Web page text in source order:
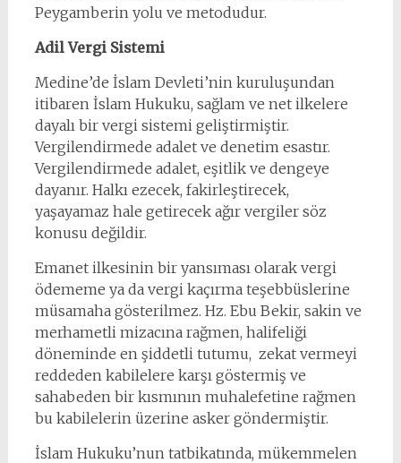
Peygamberin yolu ve metodudur.
Adil Vergi Sistemi
Medine’de İslam Devleti’nin kuruluşundan
itibaren İslam Hukuku, sağlam ve net ilkelere
dayalı bir vergi sistemi geliştirmiştir.
Vergilendirmede adalet ve denetim esastır.
Vergilendirmede adalet, eşitlik ve dengeye
dayanır. Halkı ezecek, fakirleştirecek,
yaşayamaz hale getirecek ağır vergiler söz
konusu değildir.
Emanet ilkesinin bir yansıması olarak vergi
ödememe ya da vergi kaçırma teşebbüslerine
müsamaha gösterilmez. Hz. Ebu Bekir, sakin ve
merhametli mizacına rağmen, halifeliği
döneminde en şiddetli tutumu, zekat vermeyi
reddeden kabilelere karşı göstermiş ve
sahabeden bir kısmının muhalefetine rağmen
bu kabilelerin üzerine asker göndermiştir.
İslam Hukuku’nun tatbikatında, mükemmelen